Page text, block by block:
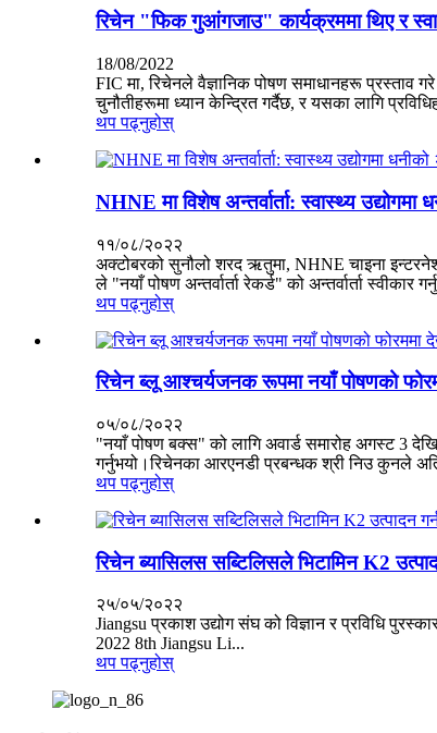
रिचेन "फिक गुआंगजाउ" कार्यक्रममा थिए र
18/08/2022
FIC मा, रिचेनले वैज्ञानिक पोषण समाधानहरू प्रस्ताव
चुनौतीहरूमा ध्यान केन्द्रित गर्दैछ, र यसका लागि
थप पढ्नुहोस्
NHNE मा विशेष अन्तर्वार्ता: स्वास्थ्य उद्योगमा
११/०८/२०२२
अक्टोबरको सुनौलो शरद ऋतुमा, NHNE चाइना
ले "नयाँ पोषण अन्तर्वार्ता रेकर्ड" को अन्तर्वार्ता स्वीकार
थप पढ्नुहोस्
रिचेन ब्लू आश्चर्यजनक रूपमा नयाँ पोषणको
०५/०८/२०२२
"नयाँ पोषण बक्स" को लागि अवार्ड समारोह अगस्ट 3
गर्नुभयो।रिचेनका आरएनडी प्रबन्धक श्री निउ कुनले
थप पढ्नुहोस्
रिचेन ब्यासिलस सब्टिलिसले भिटामिन K2
२५/०५/२०२२
Jiangsu प्रकाश उद्योग संघ को विज्ञान र प्रविधि
2022 8th Jiangsu Li...
थप पढ्नुहोस्